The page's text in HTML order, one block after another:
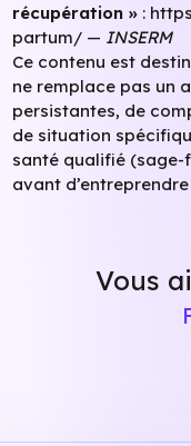
récupération » :
partum/ — INSERM
Ce contenu est
ne remplace pas un
persistantes, de
de situation
santé qualifié (sage-
avant
Vous